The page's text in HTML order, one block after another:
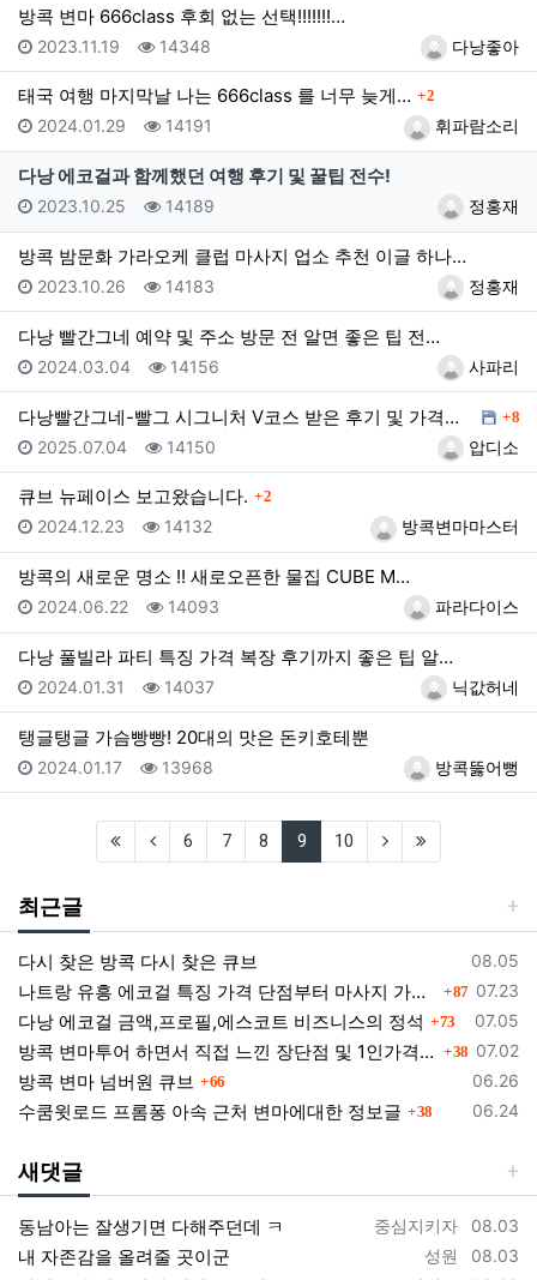
방콕 변마 666class 후회 없는 선택!!!!!!!…
등록자다낭좋아
등록일
2023.11.19 조회
14348
태국 여행 마지막날 나는 666class 를 너무 늦게… 댓글
2
등록자휘파람소리
등록일
2024.01.29 조회
14191
다낭 에코걸과 함께했던 여행 후기 및 꿀팁 전수!
등록자정홍재
등록일
2023.10.25 조회
14189
방콕 밤문화 가라오케 클럽 마사지 업소 추천 이글 하나…
등록자정홍재
등록일
2023.10.26 조회
14183
다낭 빨간그네 예약 및 주소 방문 전 알면 좋은 팁 전…
등록자사파리
등록일
2024.03.04 조회
14156
다낭빨간그네-빨그 시그니처 V코스 받은 후기 및 가격공… 댓글
8
등록자압디소
등록일
2025.07.04 조회
14150
큐브 뉴페이스 보고왔습니다. 댓글
2
등록자방콕변마마스터
등록일
2024.12.23 조회
14132
방콕의 새로운 명소 !! 새로오픈한 물집 CUBE M…
등록자파라다이스
등록일
2024.06.22 조회
14093
다낭 풀빌라 파티 특징 가격 복장 후기까지 좋은 팁 알…
등록자닉값허네
등록일
2024.01.31 조회
14037
탱글탱글 가슴빵빵! 20대의 맛은 돈키호테뿐
등록자방콕뚫어뻥
등록일
2024.01.17 조회
13968
(first)(previous)
6 7 8 9(current)
10 (next)
최근글
등록일
08.05
다시 찾은 방콕 다시 찾은 큐브
등록일
07.23
나트랑 유흥 에코걸 특징 가격 단점부터 마사지 가라오케 알아보기 댓글
87
등록일
07.05
다낭 에코걸 금액,프로필,에스코트 비즈니스의 정석 댓글
73
등록일
07.02
방콕 변마투어 하면서 직접 느낀 장단점 및 1인가격 소개 댓글
38
등록일
06.26
방콕 변마 넘버원 큐브 댓글
66
등록일
06.24
수쿰윗로드 프롬퐁 아속 근처 변마에대한 정보글 댓글
38
새댓글
등록자
중심지키자 등록일
08.03
동남아는 잘생기면 다해주던데 ㅋ
등록자
성원 등록일
08.03
내 자존감을 올려줄 곳이군